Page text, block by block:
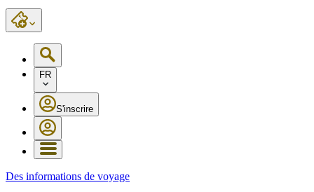
FR
S'inscrire
Des informations de voyage